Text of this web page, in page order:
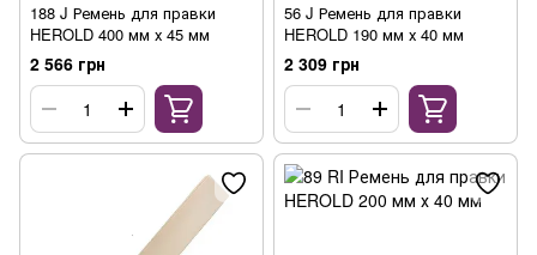
188 J Ремень для правки
HEROLD 400 мм х 45 мм
2 566 грн
56 J Ремень для правки
HEROLD 190 мм х 40 мм
2 309 грн